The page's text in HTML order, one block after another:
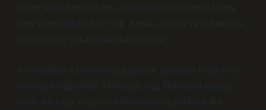
yukarı yönlü hareket eder; çünkü daha fazla tüketici bu taşı
satın almaya istekli hale gelir. Ancak arz sabit ya da kısıtlıysa,
fiyat üzerinde yukarı yönlü baskı oluşur.
Arz tarafında, kalsedonun çıkarılması, işlenmesi ve piyasaya
sunulması maliyetlidir. Maden çıkarma faaliyetleri sermaye,
emek, teknoloji ve çevresel düzenlemeler gerektirir. Bu